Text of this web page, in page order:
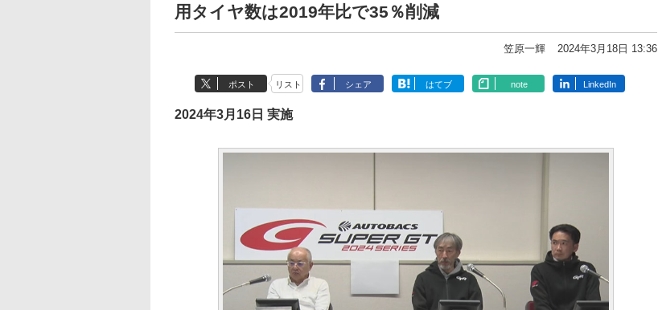
用タイヤ数は2019年比で35％削減
笠原一輝 2024年3月18日 13:36
ポスト リスト シェア はてブ note LinkedIn
2024年3月16日 実施